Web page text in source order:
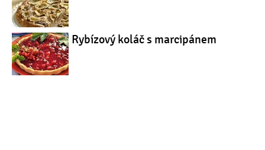
Rybízový koláč s marcipánem